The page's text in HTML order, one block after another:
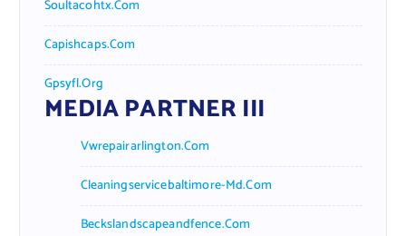
Soultacohtx.com
Capishcaps.com
Gpsyfl.org
MEDIA PARTNER III
Vwrepairarlington.com
Cleaningservicebaltimore-Md.com
Beckslandscapeandfence.com